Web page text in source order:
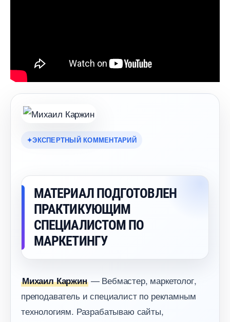
ЭКСПЕРТНЫЙ КОММЕНТАРИЙ
МАТЕРИАЛ ПОДГОТОВЛЕН
ПРАКТИКУЮЩИМ
СПЕЦИАЛИСТОМ ПО
МАРКЕТИНГУ
Михаил Каржин— Вебмастер, маркетолог,
преподаватель и специалист по рекламным
технологиям. Разрабатываю сайты,